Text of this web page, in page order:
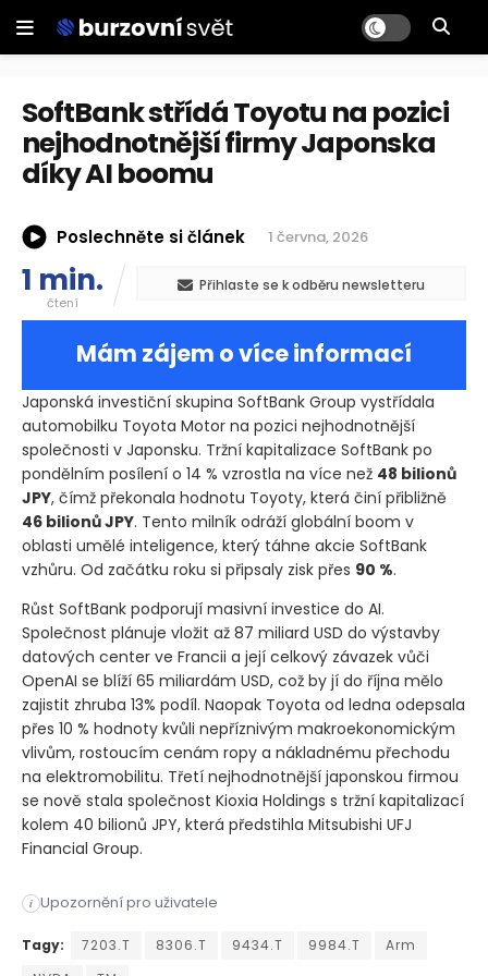
SoftBank střídá Toyotu na pozici
nejhodnotnější firmy Japonska
díky AI boomu
Poslechněte si článek 1 června, 2026
1 min.
čtení
Přihlaste se k odběru newsletteru
Mám zájem o více informací
Japonská investiční skupina SoftBank Group vystřídala
automobilku Toyota Motor na pozici nejhodnotnější
společnosti v Japonsku. Tržní kapitalizace SoftBank po
pondělním posílení o 14 % vzrostla na více než 48 bilionů
JPY, čímž překonala hodnotu Toyoty, která činí přibližně
46 bilionů JPY. Tento milník odráží globální boom v
oblasti umělé inteligence, který táhne akcie SoftBank
vzhůru. Od začátku roku si připsaly zisk přes 90 %.
Růst SoftBank podporují masivní investice do AI.
Společnost plánuje vložit až 87 miliard USD do výstavby
datových center ve Francii a její celkový závazek vůči
OpenAI se blíží 65 miliardám USD, což by jí do října mělo
zajistit zhruba 13% podíl. Naopak Toyota od ledna odepsala
přes 10 % hodnoty kvůli nepříznivým makroekonomickým
vlivům, rostoucím cenám ropy a nákladnému přechodu
na elektromobilitu. Třetí nejhodnotnější japonskou firmou
se nově stala společnost Kioxia Holdings s tržní kapitalizací
kolem 40 bilionů JPY, která předstihla Mitsubishi UFJ
Financial Group.
i Upozornění pro uživatele
Japonská investiční skupina SoftBank Group vystřídala
Tagy: 7203.T 8306.T 9434.T 9984.T
Arm